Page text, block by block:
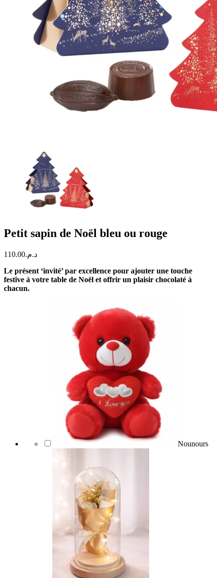
Petit sapin de Noël bleu ou rouge
د.م.110.00
Le présent ‘invité’ par excellence pour ajouter une touche
festive à votre table de Noël et offrir un plaisir chocolaté à
chacun.
Nounours